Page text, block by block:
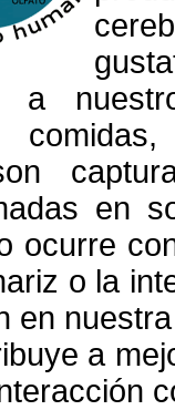
a
en
ocurre
o la
en
a